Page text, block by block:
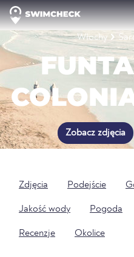
Włochy
Zobacz zdjęcia
Zdjęcia Podejście
Jakość wody Pogoda
Recenzje Okolice